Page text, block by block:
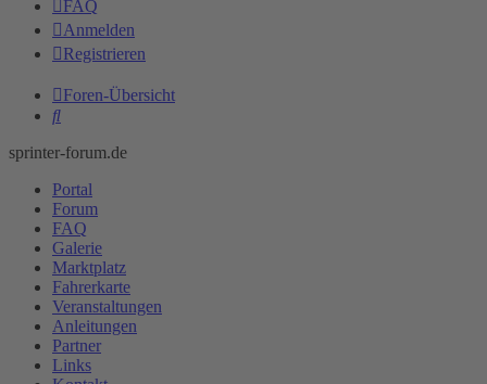
FAQ
Anmelden
Registrieren
Foren-Übersicht
Suche
sprinter-forum.de
Portal
Forum
FAQ
Galerie
Marktplatz
Fahrerkarte
Veranstaltungen
Anleitungen
Partner
Links